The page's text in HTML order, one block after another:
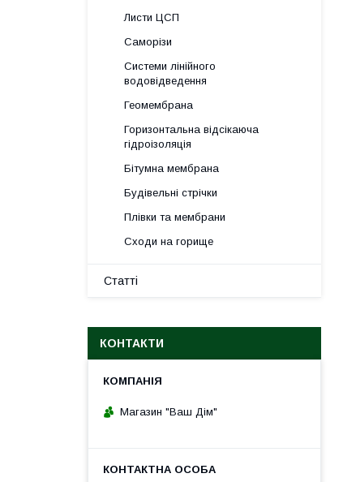
Листи ЦСП
Саморізи
Системи лінійного
водовідведення
Геомембрана
Горизонтальна відсікаюча
гідроізоляція
Бітумна мембрана
Будівельні стрічки
Плівки та мембрани
Сходи на горище
Статті
КОНТАКТИ
Магазин "Ваш Дім"